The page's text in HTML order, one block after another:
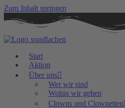
Zum Inhalt springen
Start
Aktion
Über uns
Wer wir sind
Wohin wir gehen
Clowns und Clownetten